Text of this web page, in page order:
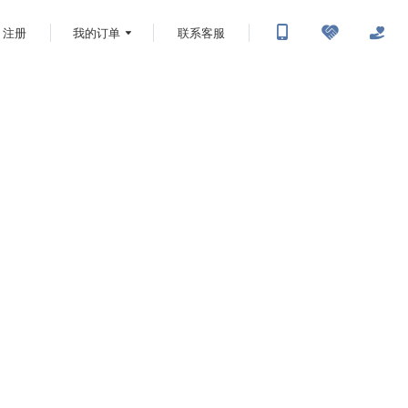
注册 我的订单 联系客服